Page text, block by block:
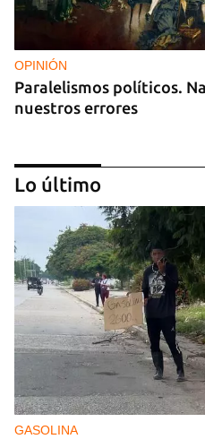
OPINIÓN
Paralelismos políticos.
nuestros errores
CUBA Y LA NOCHE
¿Para qué sirve la
Lo último
GASOLINA